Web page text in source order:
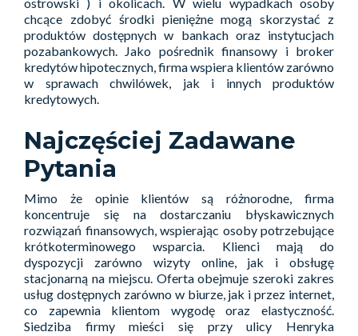
chcące zdobyć środki pieniężne mogą skorzystać z
produktów dostępnych w bankach oraz instytucjach
pozabankowych. Jako pośrednik finansowy i broker
kredytów hipotecznych, firma wspiera klientów zarówno
w sprawach chwilówek, jak i innych produktów
kredytowych.
Najczęściej Zadawane
Pytania
Mimo że opinie klientów są różnorodne, firma
koncentruje się na dostarczaniu błyskawicznych
rozwiązań finansowych, wspierając osoby potrzebujące
krótkoterminowego wsparcia. Klienci mają do
dyspozycji zarówno wizyty online, jak i obsługę
stacjonarną na miejscu. Oferta obejmuje szeroki zakres
usług dostępnych zarówno w biurze, jak i przez internet,
co zapewnia klientom wygodę oraz elastyczność.
Siedziba firmy mieści się przy ulicy Henryka